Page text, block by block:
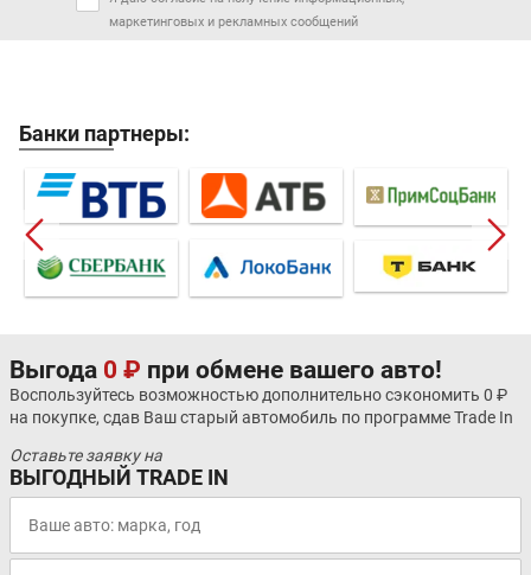
маркетинговых и рекламных сообщений
Банки партнеры:
Выгода 0 ₽ при обмене вашего авто!
Воспользуйтесь возможностью дополнительно сэкономить 0 ₽
на покупке, сдав Ваш старый автомобиль по программе Trade In
Оставьте заявку на
ВЫГОДНЫЙ TRADE IN